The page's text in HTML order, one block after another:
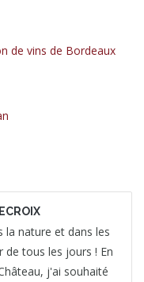
de vins de Bordeaux
la nature et dans les
de tous les jours ! En
j'ai souhaité